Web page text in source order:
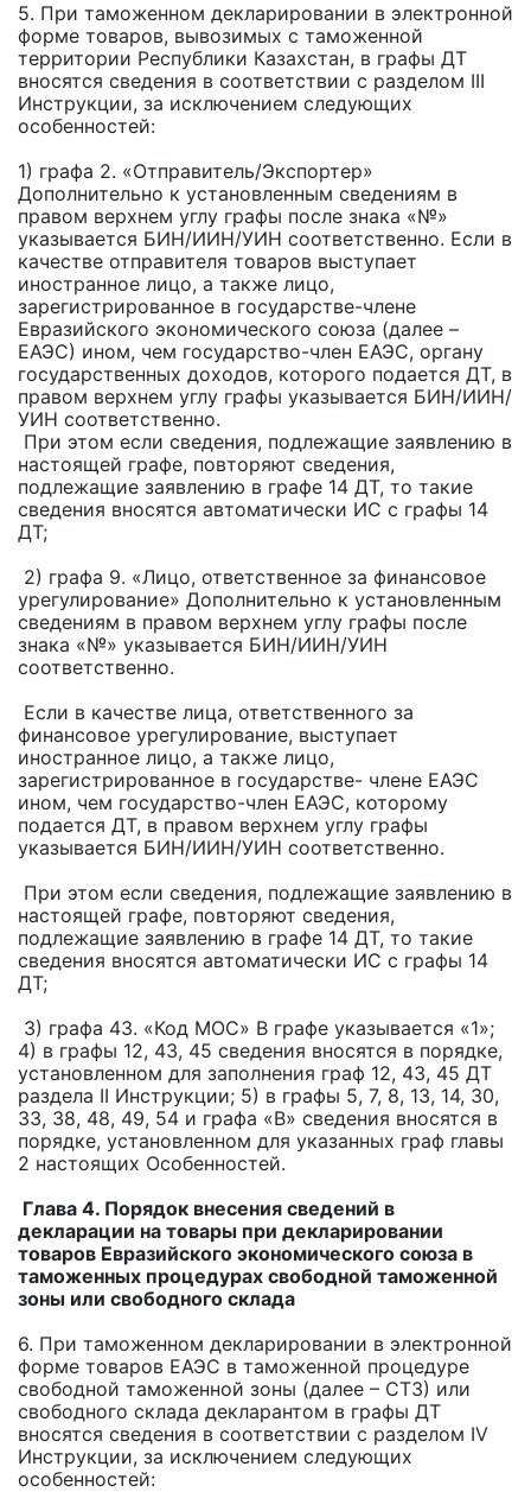
5. При таможенном декларировании в электронной
форме товаров, вывозимых с таможенной
территории Республики Казахстан, в графы ДТ
вносятся сведения в соответствии с разделом III
Инструкции, за исключением следующих
особенностей:
1) графа 2. «Отправитель/Экспортер»
Дополнительно к установленным сведениям в
правом верхнем углу графы после знака «№»
указывается БИН/ИИН/УИН соответственно. Если в
качестве отправителя товаров выступает
иностранное лицо, а также лицо,
зарегистрированное в государстве-члене
Евразийского экономического союза (далее –
ЕАЭС) ином, чем государство-член ЕАЭС, органу
государственных доходов, которого подается ДТ, в
правом верхнем углу графы указывается БИН/ИИН/
УИН соответственно.
При этом если сведения, подлежащие заявлению в
настоящей графе, повторяют сведения,
подлежащие заявлению в графе 14 ДТ, то такие
сведения вносятся автоматически ИС с графы 14
ДТ;
2) графа 9. «Лицо, ответственное за финансовое
урегулирование» Дополнительно к установленным
сведениям в правом верхнем углу графы после
знака «№» указывается БИН/ИИН/УИН
соответственно.
Если в качестве лица, ответственного за
финансовое урегулирование, выступает
иностранное лицо, а также лицо,
зарегистрированное в государстве- члене ЕАЭС
ином, чем государство-член ЕАЭС, которому
подается ДТ, в правом верхнем углу графы
указывается БИН/ИИН/УИН соответственно.
При этом если сведения, подлежащие заявлению в
настоящей графе, повторяют сведения,
подлежащие заявлению в графе 14 ДТ, то такие
сведения вносятся автоматически ИС с графы 14
ДТ;
3) графа 43. «Код МОС» В графе указывается «1»;
4) в графы 12, 43, 45 сведения вносятся в порядке,
установленном для заполнения граф 12, 43, 45 ДТ
раздела II Инструкции; 5) в графы 5, 7, 8, 13, 14, 30,
33, 38, 48, 49, 54 и графа «В» сведения вносятся в
порядке, установленном для указанных граф главы
2 настоящих Особенностей.
Глава 4. Порядок внесения сведений в
декларации на товары при декларировании
товаров Евразийского экономического союза в
таможенных процедурах свободной таможенной
зоны или свободного склада
6. При таможенном декларировании в электронной
форме товаров ЕАЭС в таможенной процедуре
свободной таможенной зоны (далее – СТЗ) или
свободного склада декларантом в графы ДТ
вносятся сведения в соответствии с разделом IV
Инструкции, за исключением следующих
особенностей: